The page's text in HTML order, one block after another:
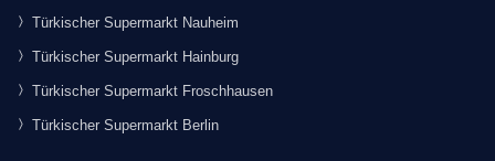
Türkischer Supermarkt Nauheim
Türkischer Supermarkt Hainburg
Türkischer Supermarkt Froschhausen
Türkischer Supermarkt Berlin